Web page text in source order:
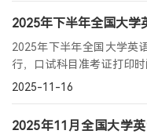
2025年下半年全国大学
2025年下半年全国大学英
行，口试科目准考证打印
行登陆报名系统首页，通
2025-11-16
2025年11月全国大学